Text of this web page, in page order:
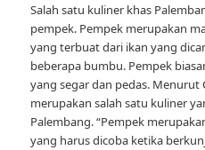
Salah satu kuliner khas
pempek. Pempek merupakan
yang terbuat dari ikan yang
beberapa bumbu. Pempek
yang segar dan pedas. Menurut
merupakan salah satu kuliner
Palembang. “Pempek
yang harus dicoba ketika